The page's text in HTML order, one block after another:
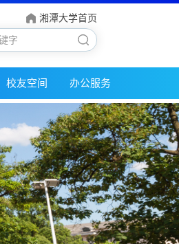
湘潭大学首页
校友空间 办公服务